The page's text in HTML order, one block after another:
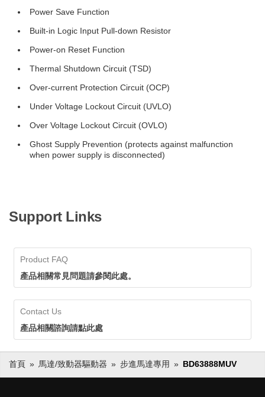
Power Save Function
Built-in Logic Input Pull-down Resistor
Power-on Reset Function
Thermal Shutdown Circuit (TSD)
Over-current Protection Circuit (OCP)
Under Voltage Lockout Circuit (UVLO)
Over Voltage Lockout Circuit (OVLO)
Ghost Supply Prevention (protects against malfunction
when power supply is disconnected)
Support Links
Product FAQ
產品相關常見問題請參閱此處。
Contact Us
產品相關諮詢請點此處
首頁 馬達/致動器驅動器 步進馬達專用 BD63888MUV